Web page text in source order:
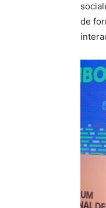
de